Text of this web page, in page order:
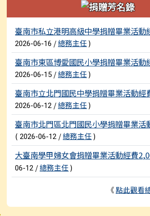
新聞列表
臺南市私立港明高級中學捐贈畢業活動
2026-06-16 /總務主任)
臺南市東區博愛國民小學捐贈畢業活動
2026-06-15 /總務主任)
臺南市立北門國民中學捐贈畢業活動經
2026-06-12 /總務主任)
臺南市北門區北門國民小學捐贈畢業活
( 2026-06-12 /總務主任)
大臺南學甲婦女會捐贈畢業活動經費
06-12 /總務主任)
《點此觀看